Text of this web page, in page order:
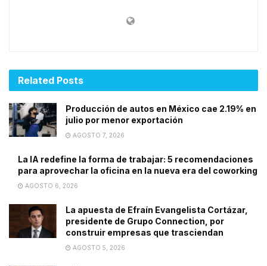
Related Posts
Producción de autos en México cae 2.19% en
julio por menor exportación
AGOSTO 7, 2026
La IA redefine la forma de trabajar: 5 recomendaciones
para aprovechar la oficina en la nueva era del coworking
AGOSTO 6, 2026
La apuesta de Efraín Evangelista Cortázar,
presidente de Grupo Connection, por
construir empresas que trasciendan
AGOSTO 5, 2026